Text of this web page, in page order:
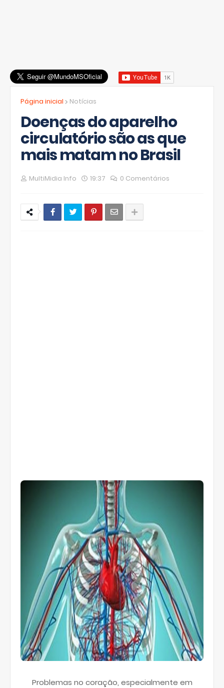
Página inicial Notícias
Doenças do aparelho
circulatório são as que
mais matam no Brasil
MultiMidia Info 19:37 0 Comentários
Problemas no coração, especialmente em